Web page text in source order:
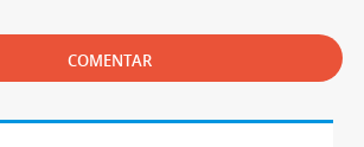
COMENTAR